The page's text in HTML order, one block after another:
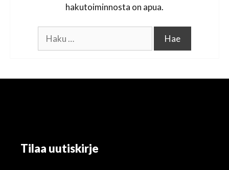
hakutoiminnosta on apua.
Tilaa uutiskirje